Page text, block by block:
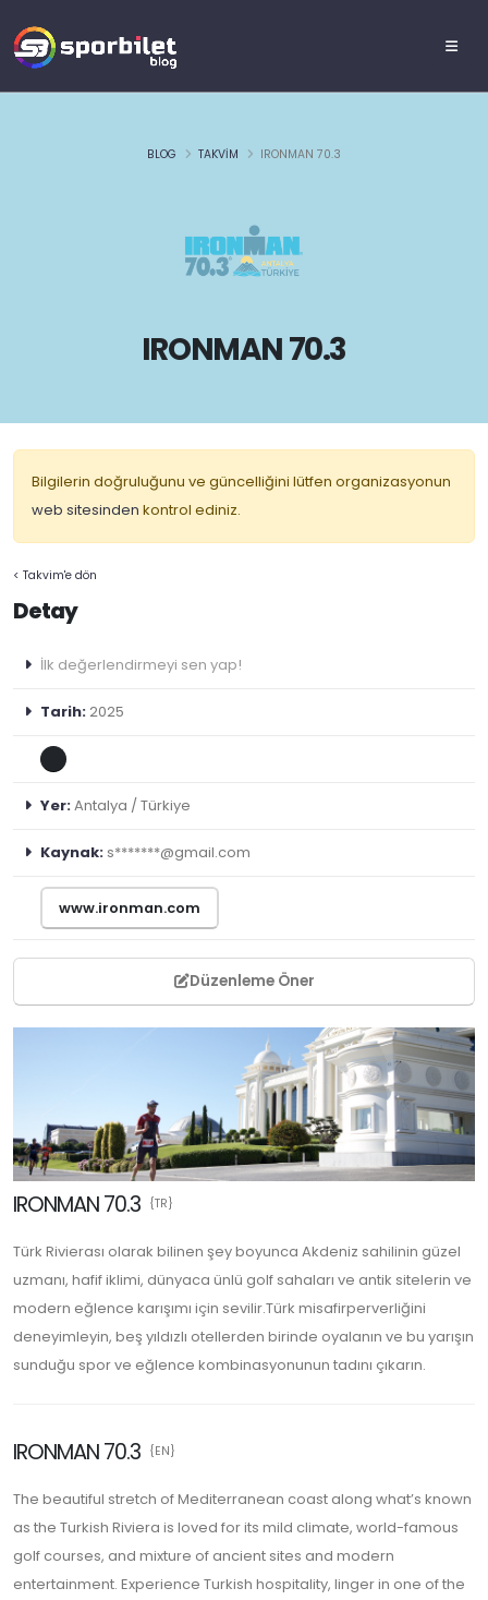
IRONMAN 70.3
BLOG TAKVIM IRONMAN 70.3
Bilgilerin doğruluğunu ve güncelliğini lütfen organizasyonun
web sitesinden kontrol ediniz.
< Takvim'e dön
Detay
İlk değerlendirmeyi sen yap!
Tarih:2025
Yer:Antalya / Türkiye
Kaynak: s*******@gmail.com
www.ironman.com
Düzenleme Öner
IRONMAN 70.3 {TR}
Türk Rivierası olarak bilinen şey boyunca Akdeniz sahilinin güzel
uzmanı, hafif iklimi, dünyaca ünlü golf sahaları ve antik sitelerin ve
modern eğlence karışımı için sevilir.Türk misafirperverliğini
deneyimleyin, beş yıldızlı otellerden birinde oyalanın ve bu yarışın
sunduğu spor ve eğlence kombinasyonunun tadını çıkarın.
IRONMAN 70.3 {EN}
The beautiful stretch of Mediterranean coast along what’s known
as the Turkish Riviera is loved for its mild climate, world-famous
golf courses, and mixture of ancient sites and modern
entertainment. Experience Turkish hospitality, linger in one of the